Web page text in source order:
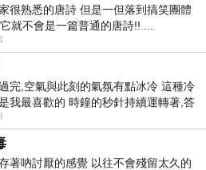
很熟悉的唐詩 但是一但落到搞笑團體
就不會是一篇普通的唐詩!! ...
完,空氣與此刻的氣氛有點冰冷 這種冷
我最喜歡的 時鐘的秒針持續運轉著,答
著吶討厭的感覺 以往不會殘留太久的